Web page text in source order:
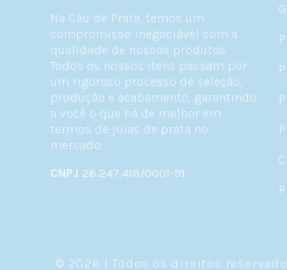
Na Céu de Prata, temos um
compromisso inegociável com a
qualidade de nossos produtos.
Todos os nossos itens passam por
um rigoroso processo de seleção,
produção e acabamento, garantindo
a você o que há de melhor em
termos de joias de prata no
mercado.
CNPJ 26.247.418/0001-91
© 2026 | Todos os direitos